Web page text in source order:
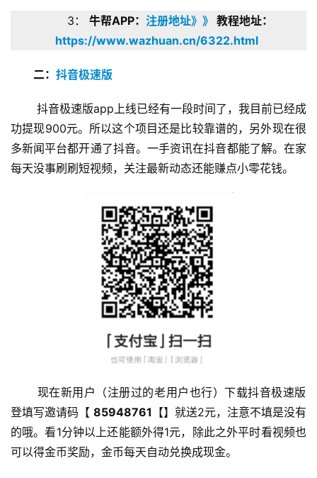
3： 牛帮APP： 注册地址》》 教程地址：
https://www.wazhuan.cn/6322.html
二： 抖音极速版
功提现900元。所以这个项目还是比较靠谱的，另外现在很
多新闻平台都开通了抖音。一手资讯在抖音都能了解。在家
每天没事刷刷短视频，关注最新动态还能赚点小零花钱。
登填写邀请码【 85948761 【】就送2元，注意不填是没有
的哦。看1分钟以上还能额外得1元，除此之外平时看视频也
可以得金币奖励，金币每天自动兑换成现金。